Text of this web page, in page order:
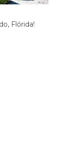
Flórida!